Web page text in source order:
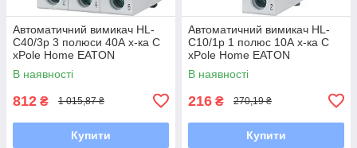
Автоматичний вимикач HL-
С40/3р 3 полюси 40А х-ка С
xPole Home EATON
В наявності
812 ₴ 1 015,87 ₴
Купити
Автоматичний вимикач HL-
С10/1р 1 полюс 10А х-ка С
xPole Home EATON
В наявності
216 ₴ 270,19 ₴
Купити